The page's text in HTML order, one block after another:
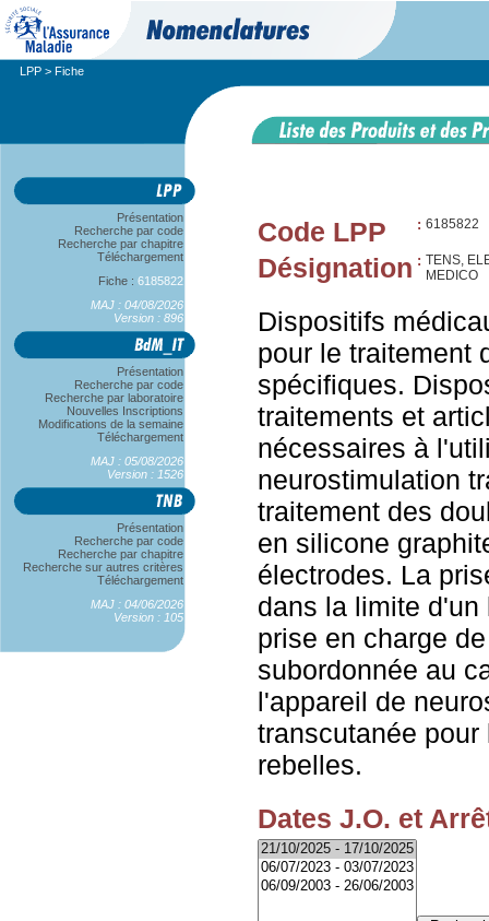
LPP > Fiche
Présentation
Recherche par code
Recherche par chapitre
Téléchargement
Fiche : 6185822
MAJ : 04/08/2026
Version : 896
Présentation
Recherche par code
Recherche par laboratoire
Nouvelles Inscriptions
Modifications de la semaine
Téléchargement
MAJ : 05/08/2026
Version : 1526
Présentation
Recherche par code
Recherche par chapitre
Recherche sur autres critères
Téléchargement
MAJ : 04/06/2026
Version : 105
Code LPP : 6185822
Désignation : TENS,
MEDICO
Dispositifs
pour le traitement
spécifiques.
traitements et
nécessaires à
neurostimulation
traitement des
en silicone
électrodes. La
dans la limite
prise en charge
subordonnée au
l'appareil de
transcutanée
rebelles.
Dates J.O. et